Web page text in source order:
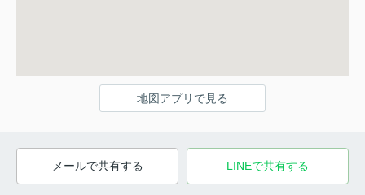
地図アプリで見る
メールで共有する LINEで共有する